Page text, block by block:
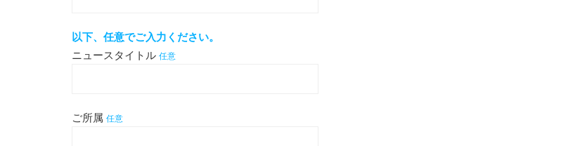
以下、任意でご入力ください。
ニュースタイトル 任意
ご所属 任意